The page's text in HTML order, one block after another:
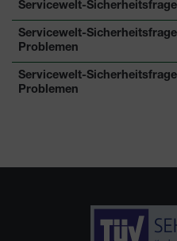
Servicewelt-
Servicewelt-
Problemen
Servicewelt-
Problemen